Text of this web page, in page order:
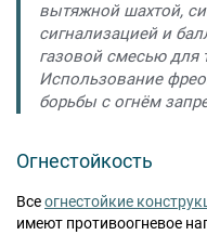
вытяжной шахтой,
сигнализацией и
газовой смесью для
Использование
борьбы с огнём
Огнестойкость
Всеогнестойкие
имеют противоогневое